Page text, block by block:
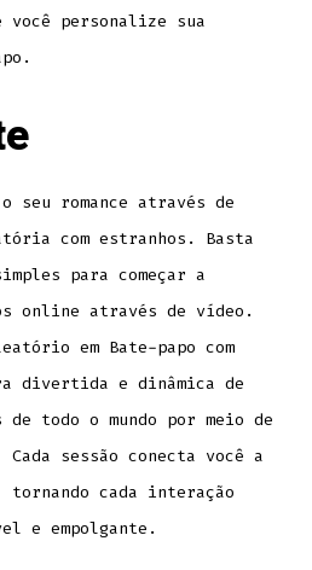
você personalize sua
seu romance através de
com estranhos. Basta
para começar a
online através de vídeo.
em Bate-papo com
divertida e dinâmica de
de todo o mundo por meio de
sessão conecta você a
cada interação
e empolgante.